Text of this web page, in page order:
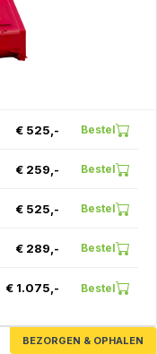
€ 525,- Bestel
€ 259,- Bestel
€ 525,- Bestel
€ 289,- Bestel
€ 1.075,- Bestel
BEZORGEN & OPHALEN